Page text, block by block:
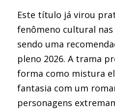
Este título já virou
fenômeno cultural
sendo uma
pleno 2026. A trama
forma como mistura
fantasia com um
personagens